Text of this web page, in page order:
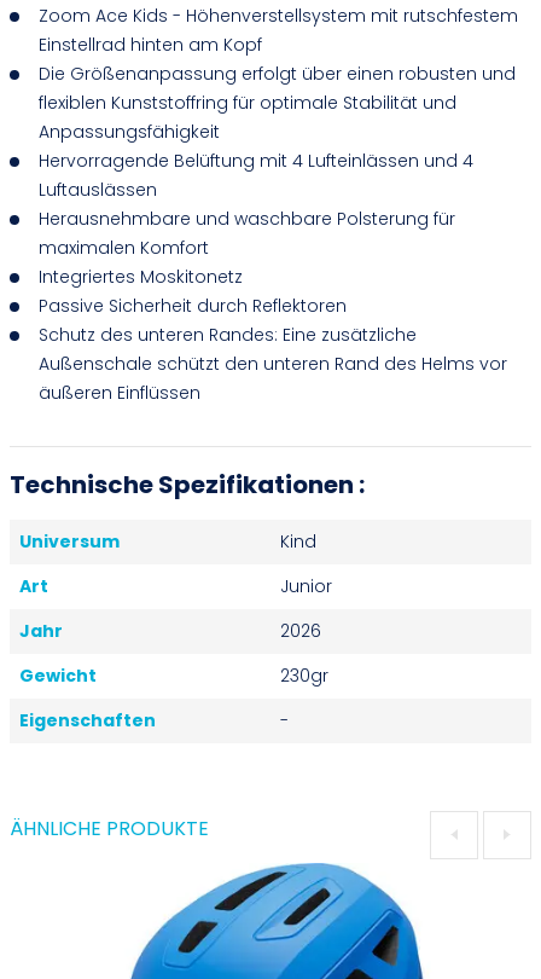
Zoom Ace Kids - Höhenverstellsystem mit rutschfestem
Einstellrad hinten am Kopf
Die Größenanpassung erfolgt über einen robusten und
flexiblen Kunststoffring für optimale Stabilität und
Anpassungsfähigkeit
Hervorragende Belüftung mit 4 Lufteinlässen und 4
Luftauslässen
Herausnehmbare und waschbare Polsterung für
maximalen Komfort
Integriertes Moskitonetz
Passive Sicherheit durch Reflektoren
Schutz des unteren Randes: Eine zusätzliche
Außenschale schützt den unteren Rand des Helms vor
äußeren Einflüssen
Technische Spezifikationen :
Universum
Kind
Art
Junior
Jahr
2026
Gewicht
230gr
Eigenschaften
-
ÄHNLICHE PRODUKTE